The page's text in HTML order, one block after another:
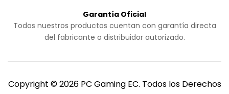
Garantía Oficial
Todos nuestros productos cuentan con garantía directa
del fabricante o distribuidor autorizado.
Copyright © 2026 PC Gaming EC. Todos los Derechos